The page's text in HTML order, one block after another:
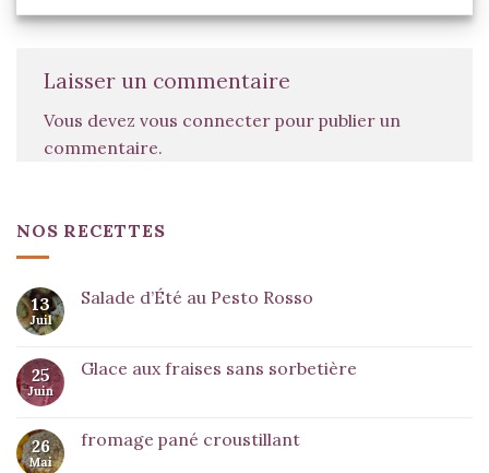
Laisser un commentaire
Vous devez vous connecter pour publier un
commentaire.
NOS RECETTES
13
Juil
Salade d’Été au Pesto Rosso
25
Juin
Glace aux fraises sans sorbetière
26
Mai
fromage pané croustillant